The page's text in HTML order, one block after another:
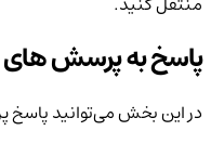
پاسخ به پرسش های
در این بخش می‌توانید پاسخ